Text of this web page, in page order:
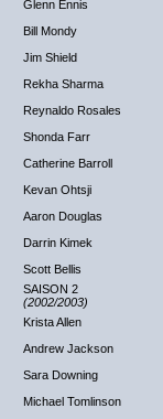
Glenn Ennis
Bill Mondy
Jim Shield
Rekha Sharma
Reynaldo Rosales
Shonda Farr
Catherine Barroll
Kevan Ohtsji
Aaron Douglas
Darrin Kimek
Scott Bellis
SAISON 2
(2002/2003)
Krista Allen
Andrew Jackson
Sara Downing
Michael Tomlinson